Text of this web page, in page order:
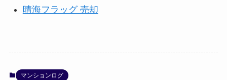
晴海フラッグ 売却
マンションログ